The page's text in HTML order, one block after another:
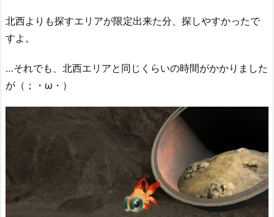
北西よりも探すエリアが限定出来た分、探しやすかったで
すよ。
…それでも、北西エリアと同じくらいの時間がかかりました
が（；・ω・）